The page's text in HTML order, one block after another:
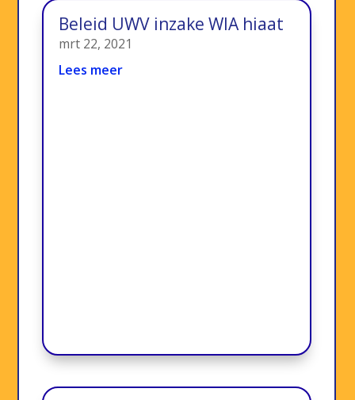
Beleid UWV inzake WIA hiaat
mrt 22, 2021
Lees meer